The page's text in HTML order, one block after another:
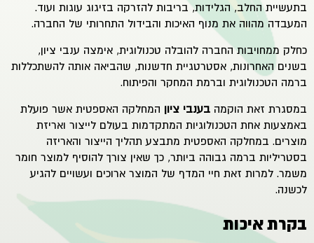
בתעשיית החלב, הגלידות, בריבות להזרקה בזיגוג עוגות ועוד.
המעבדה מהווה את מנוף האיכות והבידול התחרותי של החברה.
כחלק ממחויבות החברה להובלה טכנולוגית, אימצה ענבי ציון,
בשנים האחרונות, אסטרטגיית חדשנות, שהביאה אותה להשתכללות
ברמה הטכנולוגית וברמת המחקר והפיתוח.
במסגרת זאת הוקמה בענבי ציון המחלקה האספטית אשר פועלת
באמצעות אחת הטכנולוגיות המתקדמות בעולם לייצור ואריזת
מוצרים. במחלקה האספטית מתבצע תהליך הייצור והאריזה
בסטריליות ברמה גבוהה ביותר, כך שאין צורך להוסיף למוצר חומר
משמר. למרות זאת חיי המדף של המוצר ארוכים ועשויים להגיע
לכשנה.
בקרת איכות